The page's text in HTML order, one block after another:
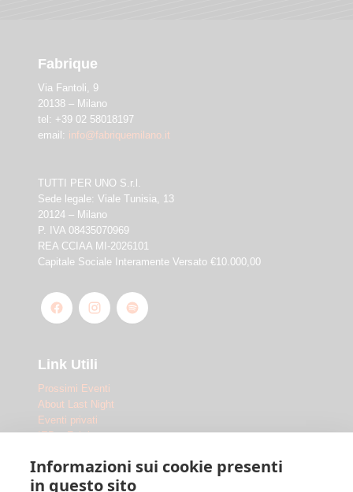
Informazioni sui cookie presenti
in questo sito
Fabrique
Via Fantoli, 9
20138 – Milano
tel: +39 02 58018197
email: info@fabriquemilano.it
TUTTI PER UNO S.r.l.
Sede legale: Viale Tunisia, 13
20124 – Milano
P. IVA 08435070969
REA CCIAA MI-2026101
Capitale Sociale Interamente Versato €10.000,00
Link Utili
Prossimi Eventi
About Last Night
Eventi privati
IED x Fabrique
Le Location